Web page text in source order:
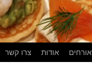
אורחים אודות צרו קשר